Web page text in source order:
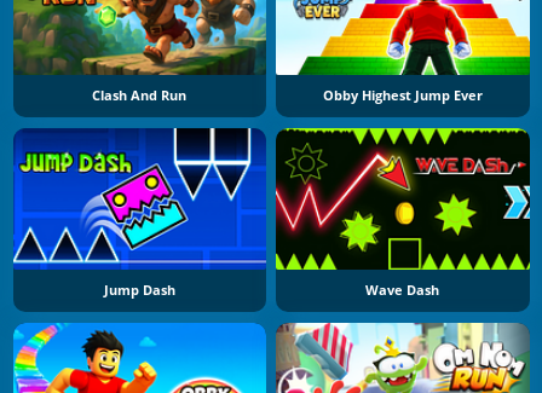
Clash And Run Obby Highest Jump Ever
Jump Dash Wave Dash